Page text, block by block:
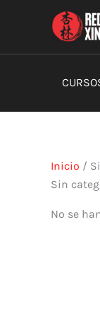
Red
Inicio /
Sin
No se